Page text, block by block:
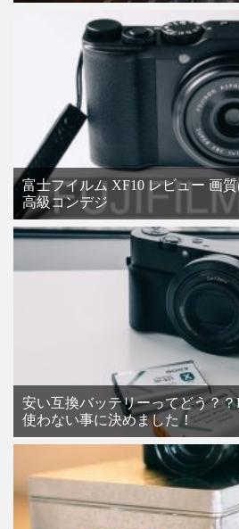
富士フイルム XF10 レビュー 画
高級コンデジ
安い互換バッテリーってどう？
使わない事に決めました！